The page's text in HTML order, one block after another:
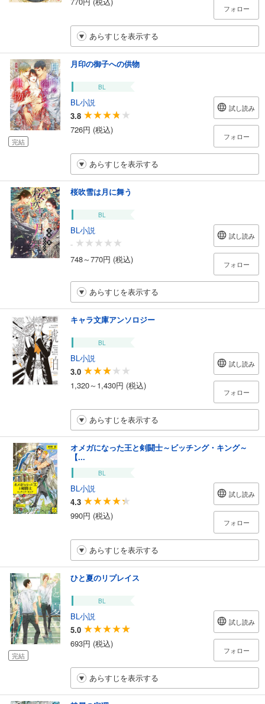
フォロー
あらすじを表示する
完結
月印の御子への供物
BL
BL小説
3.8
726円 (税込)
試し読み
フォロー
あらすじを表示する
桜吹雪は月に舞う
BL
BL小説
-
748～770円 (税込)
試し読み
フォロー
あらすじを表示する
キャラ文庫アンソロジー
BL
BL小説
3.0
1,320～1,430円 (税込)
試し読み
フォロー
あらすじを表示する
オメガになった王と剣闘士～ビッチング・キング～
【...
BL
BL小説
4.3
990円 (税込)
試し読み
フォロー
あらすじを表示する
完結
ひと夏のリプレイス
BL
BL小説
5.0
693円 (税込)
試し読み
フォロー
あらすじを表示する